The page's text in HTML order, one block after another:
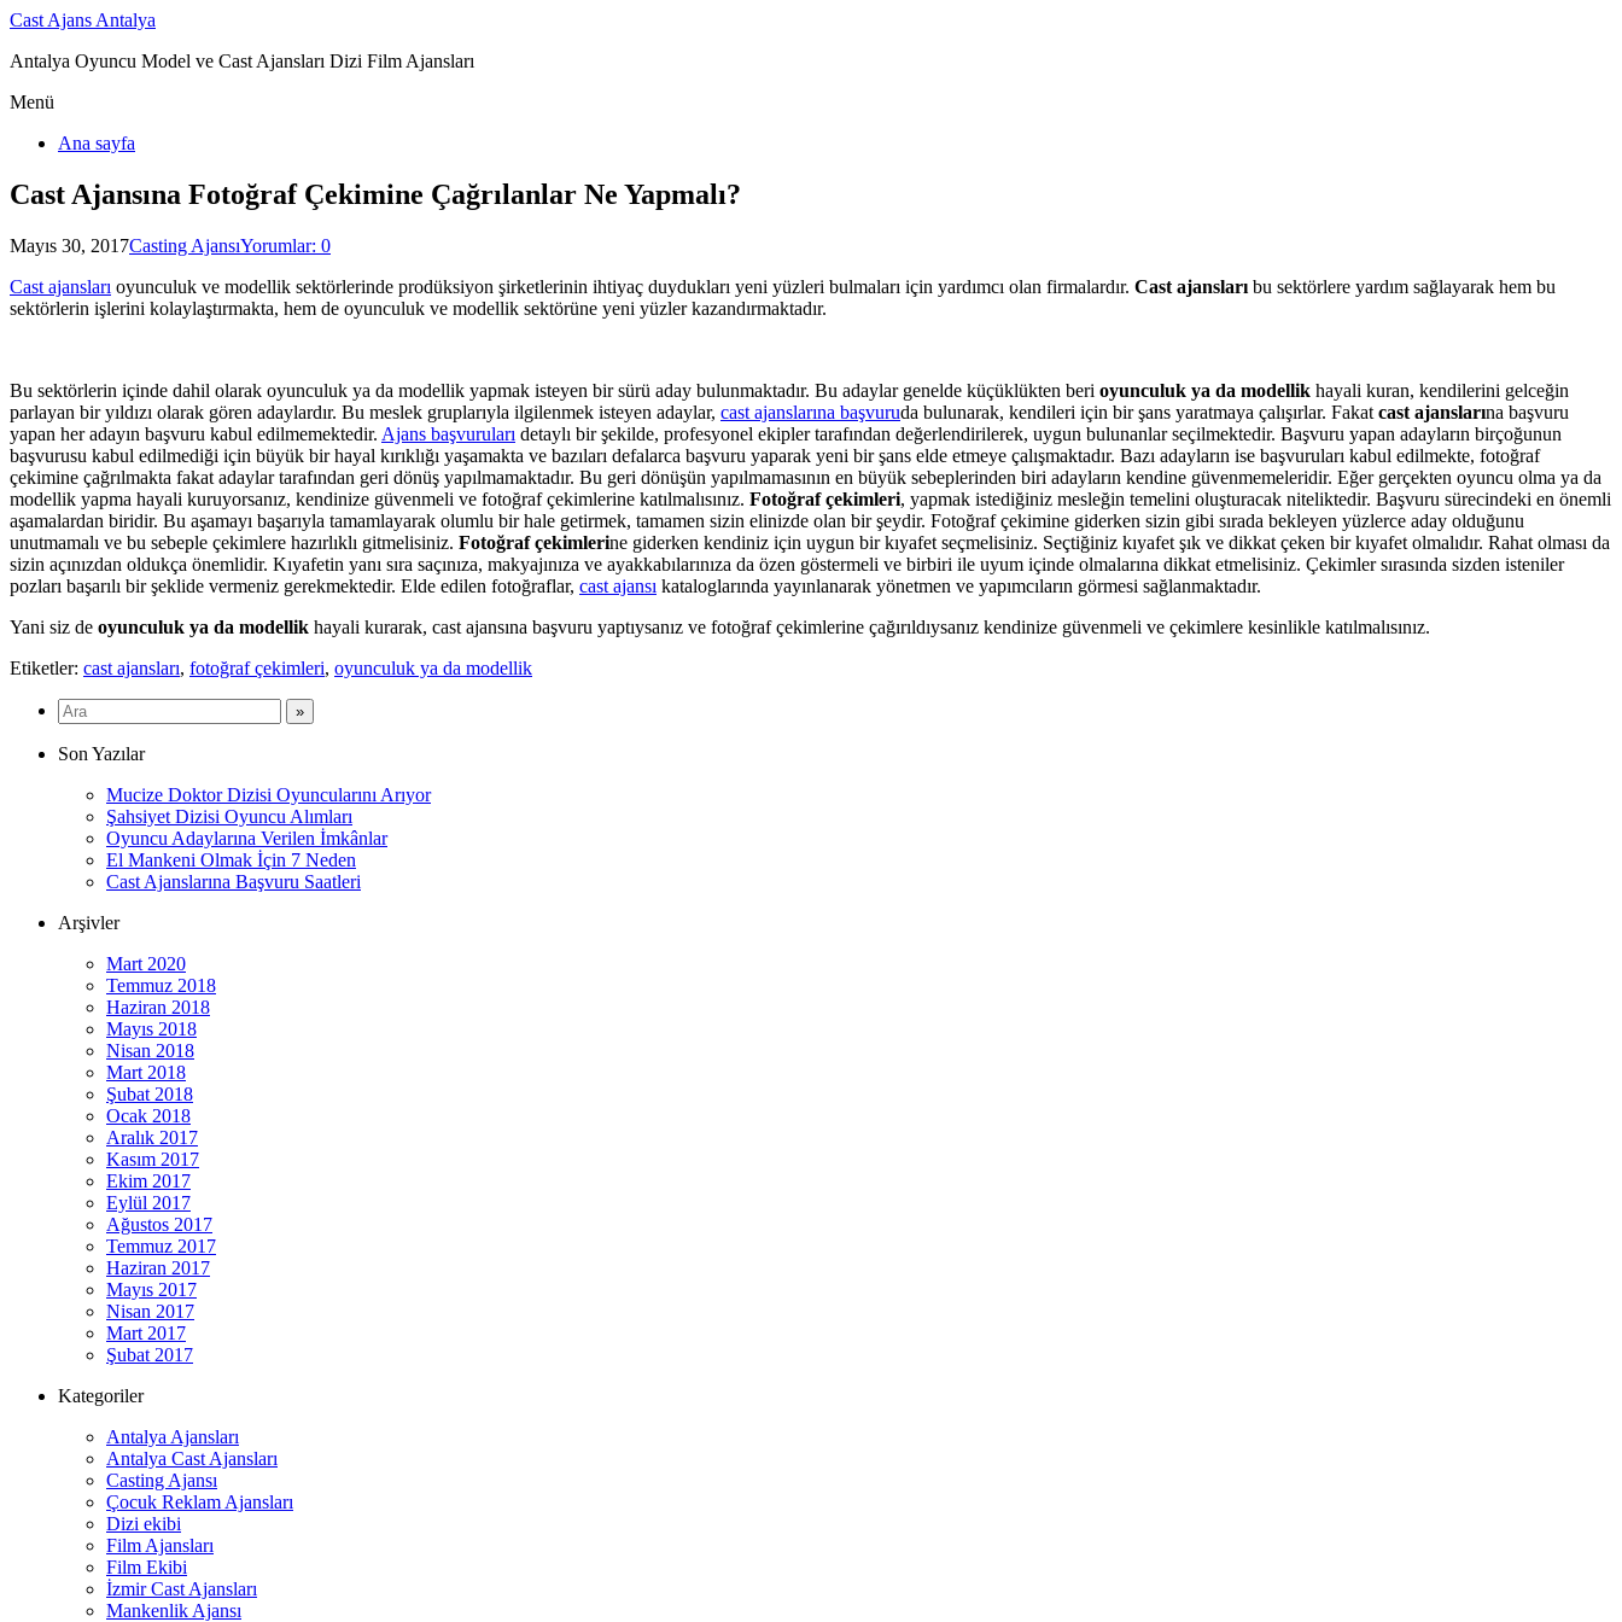
Cast Ajans Antalya
Antalya Oyuncu Model ve Cast Ajansları Dizi Film Ajansları
Menü
Ana sayfa
Cast Ajansına Fotoğraf Çekimine Çağrılanlar Ne Yapmalı?
Mayıs 30, 2017Casting AjansıYorumlar: 0
Cast ajansları oyunculuk ve modellik sektörlerinde prodüksiyon şirketlerinin ihtiyaç duydukları yeni yüzleri bulmaları için yardımcı olan firmalardır. Cast ajansları bu sektörlere yardım sağlayarak hem bu
sektörlerin işlerini kolaylaştırmakta, hem de oyunculuk ve modellik sektörüne yeni yüzler kazandırmaktadır.
Bu sektörlerin içinde dahil olarak oyunculuk ya da modellik yapmak isteyen bir sürü aday bulunmaktadır. Bu adaylar genelde küçüklükten beri oyunculuk ya da modellik hayali kuran, kendilerini gelceğin
parlayan bir yıldızı olarak gören adaylardır. Bu meslek gruplarıyla ilgilenmek isteyen adaylar, cast ajanslarına başvuruda bulunarak, kendileri için bir şans yaratmaya çalışırlar. Fakat cast ajanslarına başvuru
yapan her adayın başvuru kabul edilmemektedir. Ajans başvuruları detaylı bir şekilde, profesyonel ekipler tarafından değerlendirilerek, uygun bulunanlar seçilmektedir. Başvuru yapan adayların birçoğunun
başvurusu kabul edilmediği için büyük bir hayal kırıklığı yaşamakta ve bazıları defalarca başvuru yaparak yeni bir şans elde etmeye çalışmaktadır. Bazı adayların ise başvuruları kabul edilmekte, fotoğraf
çekimine çağrılmakta fakat adaylar tarafından geri dönüş yapılmamaktadır. Bu geri dönüşün yapılmamasının en büyük sebeplerinden biri adayların kendine güvenmemeleridir. Eğer gerçekten oyuncu olma ya da
modellik yapma hayali kuruyorsanız, kendinize güvenmeli ve fotoğraf çekimlerine katılmalısınız. Fotoğraf çekimleri, yapmak istediğiniz mesleğin temelini oluşturacak niteliktedir. Başvuru sürecindeki en önemli
aşamalardan biridir. Bu aşamayı başarıyla tamamlayarak olumlu bir hale getirmek, tamamen sizin elinizde olan bir şeydir. Fotoğraf çekimine giderken sizin gibi sırada bekleyen yüzlerce aday olduğunu
unutmamalı ve bu sebeple çekimlere hazırlıklı gitmelisiniz. Fotoğraf çekimlerine giderken kendiniz için uygun bir kıyafet seçmelisiniz. Seçtiğiniz kıyafet şık ve dikkat çeken bir kıyafet olmalıdır. Rahat olması da
sizin açınızdan oldukça önemlidir. Kıyafetin yanı sıra saçınıza, makyajınıza ve ayakkabılarınıza da özen göstermeli ve birbiri ile uyum içinde olmalarına dikkat etmelisiniz. Çekimler sırasında sizden isteniler
pozları başarılı bir şeklide vermeniz gerekmektedir. Elde edilen fotoğraflar, cast ajansı kataloglarında yayınlanarak yönetmen ve yapımcıların görmesi sağlanmaktadır.
Yani siz de oyunculuk ya da modellik hayali kurarak, cast ajansına başvuru yaptıysanız ve fotoğraf çekimlerine çağırıldıysanız kendinize güvenmeli ve çekimlere kesinlikle katılmalısınız.
Etiketler: cast ajansları, fotoğraf çekimleri, oyunculuk ya da modellik
Son Yazılar
Mucize Doktor Dizisi Oyuncularını Arıyor
Şahsiyet Dizisi Oyuncu Alımları
Oyuncu Adaylarına Verilen İmkânlar
El Mankeni Olmak İçin 7 Neden
Cast Ajanslarına Başvuru Saatleri
Arşivler
Mart 2020
Temmuz 2018
Haziran 2018
Mayıs 2018
Nisan 2018
Mart 2018
Şubat 2018
Ocak 2018
Aralık 2017
Kasım 2017
Ekim 2017
Eylül 2017
Ağustos 2017
Temmuz 2017
Haziran 2017
Mayıs 2017
Nisan 2017
Mart 2017
Şubat 2017
Kategoriler
Antalya Ajansları
Antalya Cast Ajansları
Casting Ajansı
Çocuk Reklam Ajansları
Dizi ekibi
Film Ajansları
Film Ekibi
İzmir Cast Ajansları
Mankenlik Ajansı